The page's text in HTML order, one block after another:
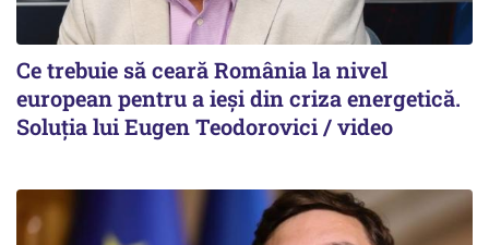
Ce trebuie să ceară România la nivel
european pentru a ieși din criza energetică.
Soluția lui Eugen Teodorovici / video